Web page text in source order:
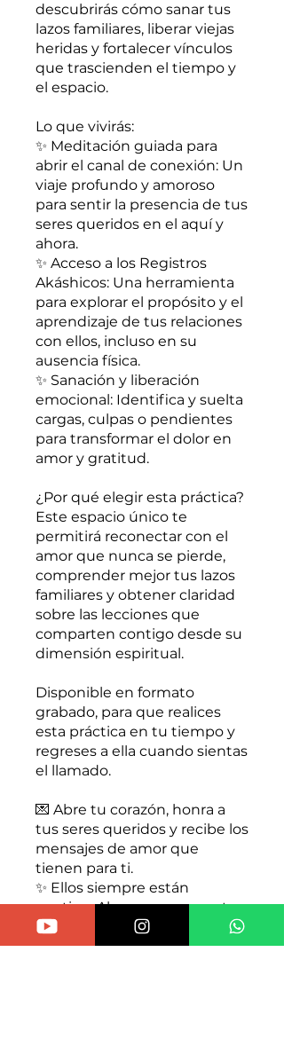
descubrirás cómo sanar tus
lazos familiares, liberar viejas
heridas y fortalecer vínculos
que trascienden el tiempo y
el espacio.
Lo que vivirás:
✨ Meditación guiada para
abrir el canal de conexión: Un
viaje profundo y amoroso
para sentir la presencia de tus
seres queridos en el aquí y
ahora.
✨ Acceso a los Registros
Akáshicos: Una herramienta
para explorar el propósito y el
aprendizaje de tus relaciones
con ellos, incluso en su
ausencia física.
✨ Sanación y liberación
emocional: Identifica y suelta
cargas, culpas o pendientes
para transformar el dolor en
amor y gratitud.
¿Por qué elegir esta práctica?
Este espacio único te
permitirá reconectar con el
amor que nunca se pierde,
comprender mejor tus lazos
familiares y obtener claridad
sobre las lecciones que
comparten contigo desde su
dimensión espiritual.
Disponible en formato
grabado, para que realices
esta práctica en tu tiempo y
regreses a ella cuando sientas
el llamado.
💌 Abre tu corazón, honra a
tus seres queridos y recibe los
mensajes de amor que
tienen para ti.
✨ Ellos siempre están
contigo. Ahora, es momento
de escucharlos.